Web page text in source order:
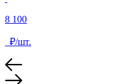
8 100
₽/шт.